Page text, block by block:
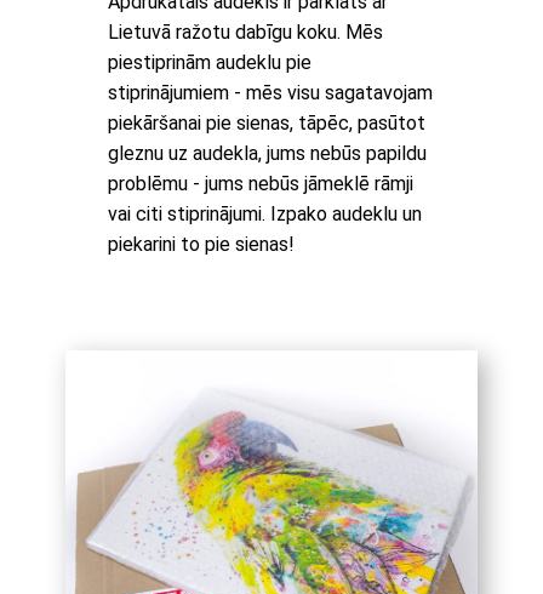
Lietuvā ražotu dabīgu koku. Mēs
piestiprinām audeklu pie
stiprinājumiem - mēs visu sagatavojam
piekāršanai pie sienas, tāpēc, pasūtot
gleznu uz audekla, jums nebūs papildu
problēmu - jums nebūs jāmeklē rāmji
vai citi stiprinājumi. Izpako audeklu un
piekarini to pie sienas!